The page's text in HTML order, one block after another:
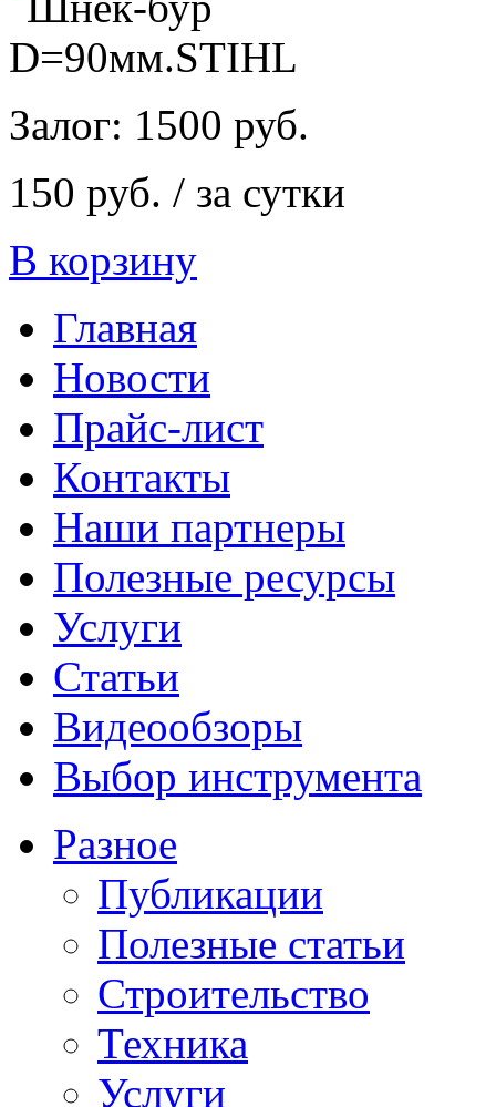
Залог: 1500 руб.
150 руб. / за сутки
В корзину
Главная
Новости
Прайс-лист
Контакты
Наши партнеры
Полезные ресурсы
Услуги
Статьи
Видеообзоры
Выбор инструмента
Разное
Публикации
Полезные статьи
Строительство
Техника
Услуги